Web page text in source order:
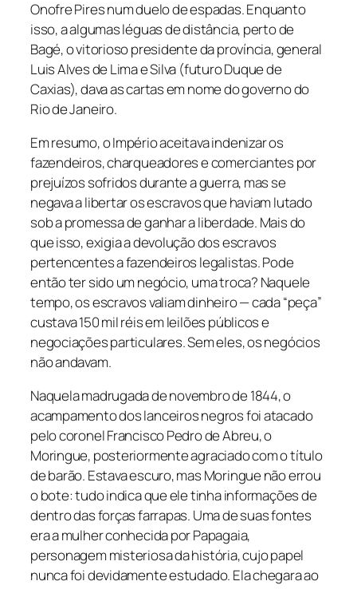
Onofre Pires num duelo de espadas. Enquanto
isso, a algumas léguas de distância, perto de
Bagé, o vitorioso presidente da província, general
Luis Alves de Lima e Silva (futuro Duque de
Caxias), dava as cartas em nome do governo do
Rio de Janeiro.
Em resumo, o Império aceitava indenizar os
fazendeiros, charqueadores e comerciantes por
prejuízos sofridos durante a guerra, mas se
negava a libertar os escravos que haviam lutado
sob a promessa de ganhar a liberdade. Mais do
que isso, exigia a devolução dos escravos
pertencentes a fazendeiros legalistas. Pode
então ter sido um negócio, uma troca? Naquele
tempo, os escravos valiam dinheiro — cada “peça”
custava 150 mil réis em leilões públicos e
negociações particulares. Sem eles, os negócios
não andavam.
Naquela madrugada de novembro de 1844, o
acampamento dos lanceiros negros foi atacado
pelo coronel Francisco Pedro de Abreu, o
Moringue, posteriormente agraciado com o título
de barão. Estava escuro, mas Moringue não errou
o bote: tudo indica que ele tinha informações de
dentro das forças farrapas. Uma de suas fontes
era a mulher conhecida por Papagaia,
personagem misteriosa da história, cujo papel
nunca foi devidamente estudado. Ela chegara ao